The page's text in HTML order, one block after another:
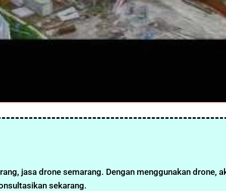
jasa drone semarang. Dengan menggunakan drone,
sekarang.